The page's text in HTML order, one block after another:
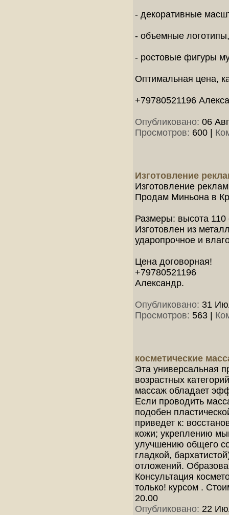
- декоративные
- объемные
- ростовые фигуры
Оптимальная цена,
+79780521196
Опубликовано: 06
Просмотров: 600
Изготовление
Изготовление
Продам Миньона в
Размеры: высота 110
Изготовлен из
ударопрочное и
Цена договорная!
+79780521196
Александр.
Опубликовано: 31
Просмотров: 563
косметические
Эта универсальная
возрастных
массаж обладает
Если проводить
подобен
приведет к:
кожи; укреплению
улучшению общего
гладкой,
отложений.
Консультация
только! курсом .
20.00
Опубликовано: 22